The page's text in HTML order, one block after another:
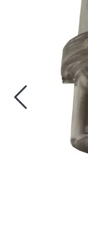
Motor/
Fortøyning
Fritid/
Båtpleie/